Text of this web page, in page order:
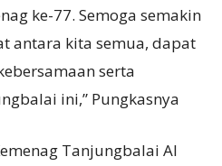
ke-77. Semoga semakin
antara kita semua, dapat
serta
ini,” Pungkasnya
Tanjungbalai Al